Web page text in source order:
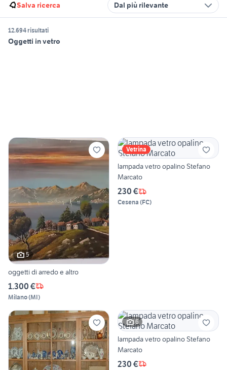
Salva ricerca Dal più rilevante
12.694 risultati
Oggetti in vetro
5
oggetti di arredo e altro
1.300 €
Milano(MI)
Vetrina
lampada vetro opalino Stefano
Marcato
230 €
Cesena (FC)
6
lampada vetro opalino Stefano
Marcato
230 €